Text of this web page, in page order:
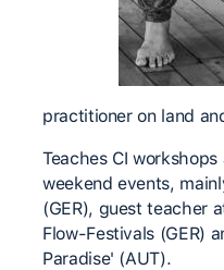
practitioner on land
Teaches CI
weekend events,
(GER), guest teacher
Flow-Festivals (GER)
Paradise' (AUT).